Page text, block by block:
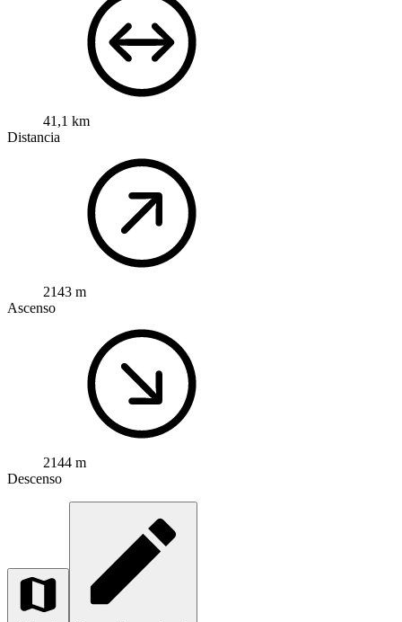
41,1 km
Distancia
2143 m
Ascenso
2144 m
Descenso